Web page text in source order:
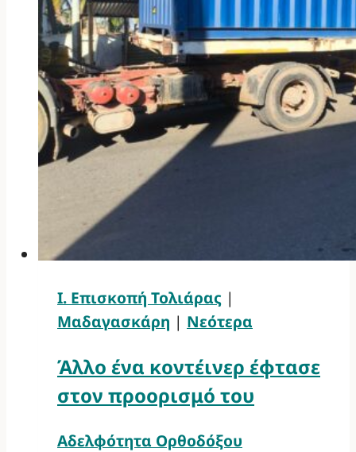
Ι. Επισκοπή Τολιάρας |
Μαδαγασκάρη | Νεότερα
Άλλο ένα κοντέινερ έφτασε
στον προορισμό του
Αδελφότητα Ορθοδόξου